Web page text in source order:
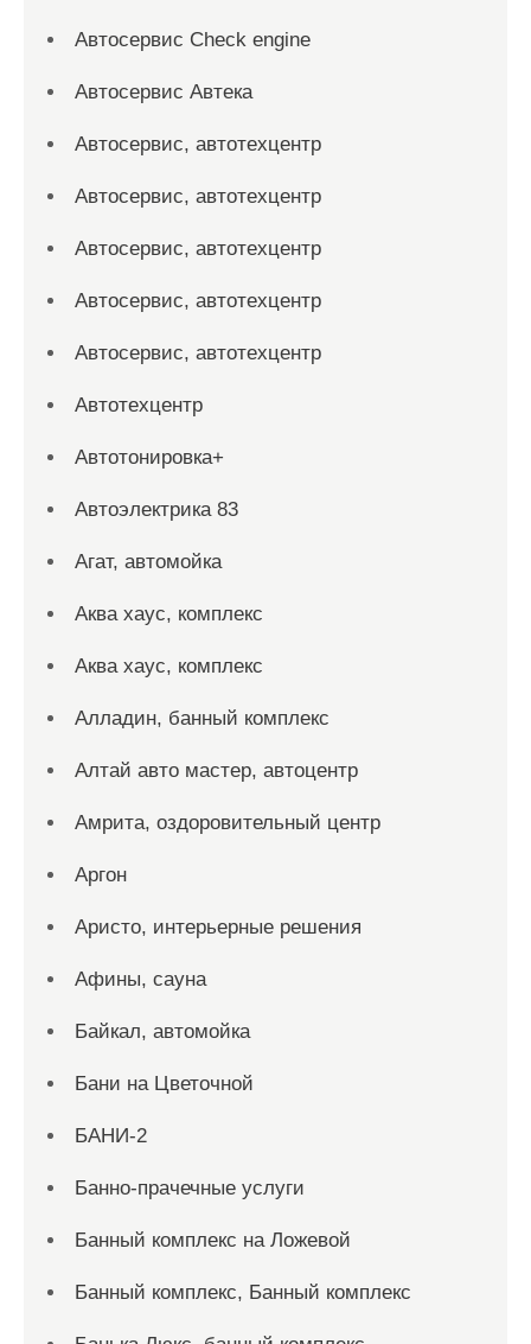
Автосервис Check engine
Автосервис Автека
Автосервис, автотехцентр
Автосервис, автотехцентр
Автосервис, автотехцентр
Автосервис, автотехцентр
Автосервис, автотехцентр
Автотехцентр
Автотонировка+
Автоэлектрика 83
Агат, автомойка
Аква хаус, комплекс
Аква хаус, комплекс
Алладин, банный комплекс
Алтай авто мастер, автоцентр
Амрита, оздоровительный центр
Аргон
Аристо, интерьерные решения
Афины, сауна
Байкал, автомойка
Бани на Цветочной
БАНИ-2
Банно-прачечные услуги
Банный комплекс на Ложевой
Банный комплекс, Банный комплекс